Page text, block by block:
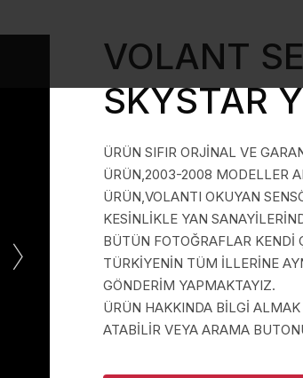
VOLANT
SKYSTAR
ÜRÜN SIFIR ORJİNAL VE
ÜRÜN,2003-2008 MODELLER
ÜRÜN,VOLANTI OKUYAN
KESİNLİKLE YAN
BÜTÜN FOTOĞRAFLAR
TÜRKİYENİN TÜM İLLERİNE
GÖNDERİM YAPMAKTAYIZ.
ÜRÜN HAKKINDA BİLGİ
ATABİLİR VEYA ARAMA